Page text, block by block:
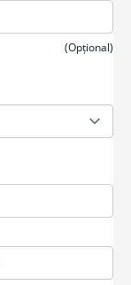
(Opțional)